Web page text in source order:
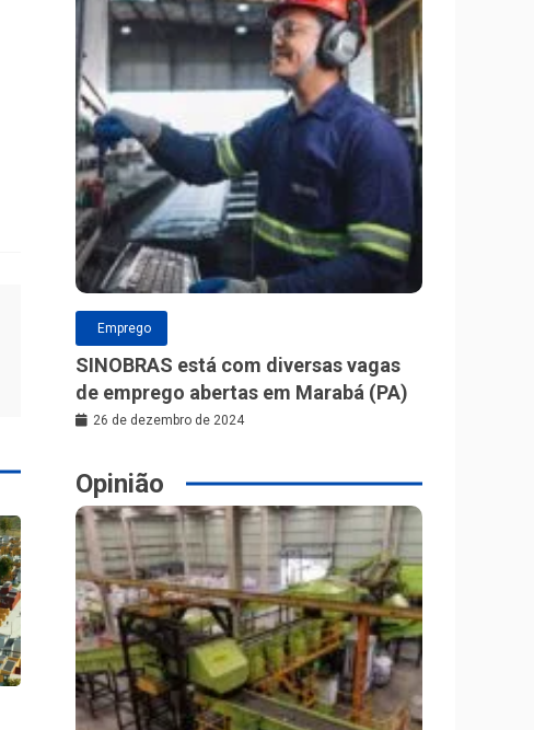
Emprego
SINOBRAS está com diversas vagas
de emprego abertas em Marabá (PA)
26 de dezembro de 2024
Opinião